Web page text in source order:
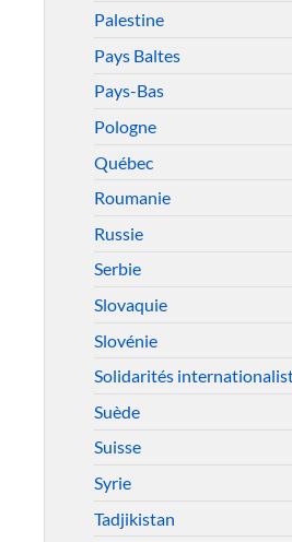
Palestine
Pays Baltes
Pays-Bas
Pologne
Québec
Roumanie
Russie
Serbie
Slovaquie
Slovénie
Solidarités
Suède
Suisse
Syrie
Tadjikistan